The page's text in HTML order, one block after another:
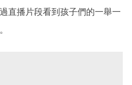
直播片段看到孩子們的一舉一